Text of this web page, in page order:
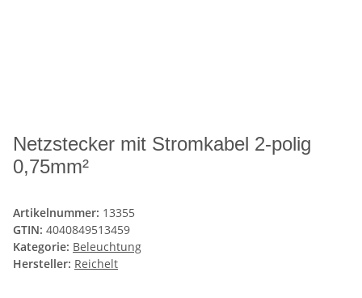
Netzstecker mit Stromkabel 2-polig
0,75mm²
Artikelnummer: 13355
GTIN: 4040849513459
Kategorie: Beleuchtung
Hersteller: Reichelt